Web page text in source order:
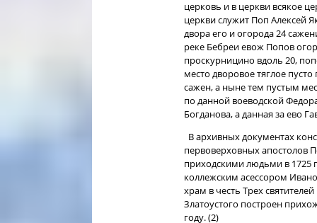
церковь и в церкви всякое
церкви служит Поп Алексей
двора его и огорода 24
реке Бебреи евож Попов
проскурницино вдоль 20,
место дворовое тяглое
сажен, а ныне тем пустым
по данной воеводской
Богданова, а данная за ево
В архивных документах
первоверховных апостолов
приходскими людьми в 1725
коллежским асессором
храм в честь Трех
Златоустого построен
году. (2)